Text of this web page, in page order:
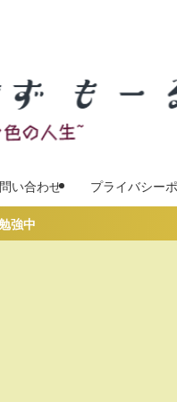
い合わせ プライバシー